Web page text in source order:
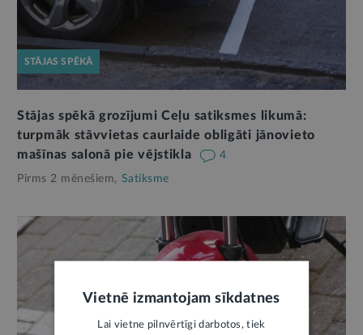
STĀJAS SPĒKĀ
Stājas spēkā grozījumi Ceļu satiksmes likumā:
turpmāk stāvvietas caurlaide obligāti jānovieto
mašīnas salonā pie vējstikla
4
Pirms 2 mēnešiem, Satiksme
Vietnē izmantojam sīkdatnes
Lai vietne pilnvērtīgi darbotos, tiek